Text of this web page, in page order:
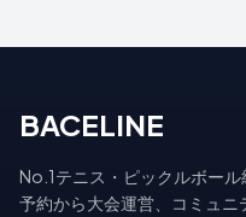
BACELINE
No.1テニス・ピックルボー
予約から大会運営、コミュ